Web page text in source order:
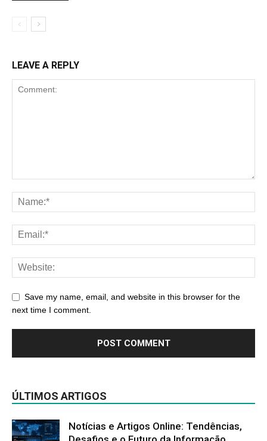
LEAVE A REPLY
Save my name, email, and website in this browser for the
next time I comment.
ÚLTIMOS ARTIGOS
Notícias e Artigos Online: Tendências,